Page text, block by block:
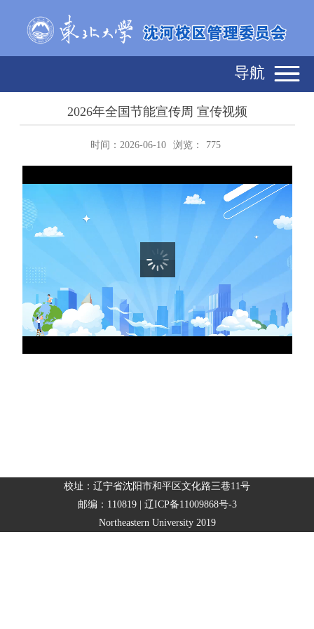
导航
2026年全国节能宣传周 宣传视频
时间：2026-06-10 浏览： 775
校址：辽宁省沈阳市和平区文化路三巷11号
邮编：110819 | 辽ICP备11009868号-3
Northeastern University 2019